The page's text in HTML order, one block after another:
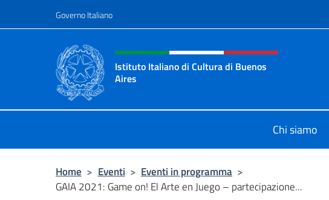
Governo Italiano
Intestazione sito, social e menù
Istituto Italiano di Cultura di Buenos
Aires
Chi siamo
Home > Eventi > Eventi in programma >
GAIA 2021: Game on! El Arte en Juego – partecipazione...